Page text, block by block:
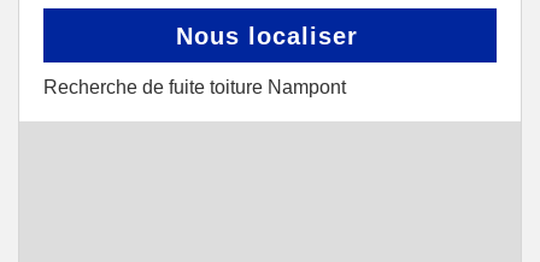
Nous localiser
Recherche de fuite toiture Nampont